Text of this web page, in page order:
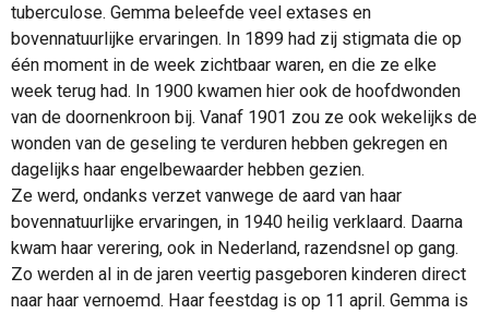
tuberculose. Gemma beleefde veel extases en
bovennatuurlijke ervaringen. In 1899 had zij stigmata die op
één moment in de week zichtbaar waren, en die ze elke
week terug had. In 1900 kwamen hier ook de hoofdwonden
van de doornenkroon bij. Vanaf 1901 zou ze ook wekelijks de
wonden van de geseling te verduren hebben gekregen en
dagelijks haar engelbewaarder hebben gezien.
Ze werd, ondanks verzet vanwege de aard van haar
bovennatuurlijke ervaringen, in 1940 heilig verklaard. Daarna
kwam haar verering, ook in Nederland, razendsnel op gang.
Zo werden al in de jaren veertig pasgeboren kinderen direct
naar haar vernoemd. Haar feestdag is op 11 april. Gemma is